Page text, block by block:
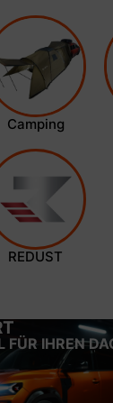
Camping
REDUST
FÜR IHREN